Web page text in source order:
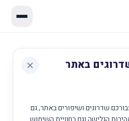
באתר
שדרוגים ושיפורים באתר, גם